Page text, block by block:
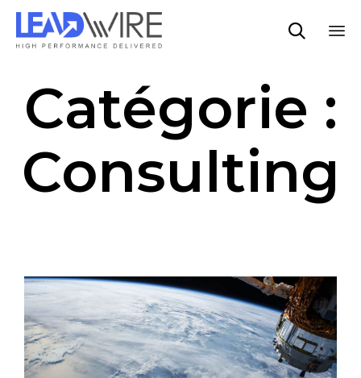

Catégorie :
Consulting